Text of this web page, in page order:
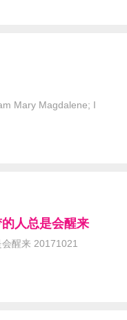
Mary Magdalene; I
的人总是会醒来
醒来 20171021